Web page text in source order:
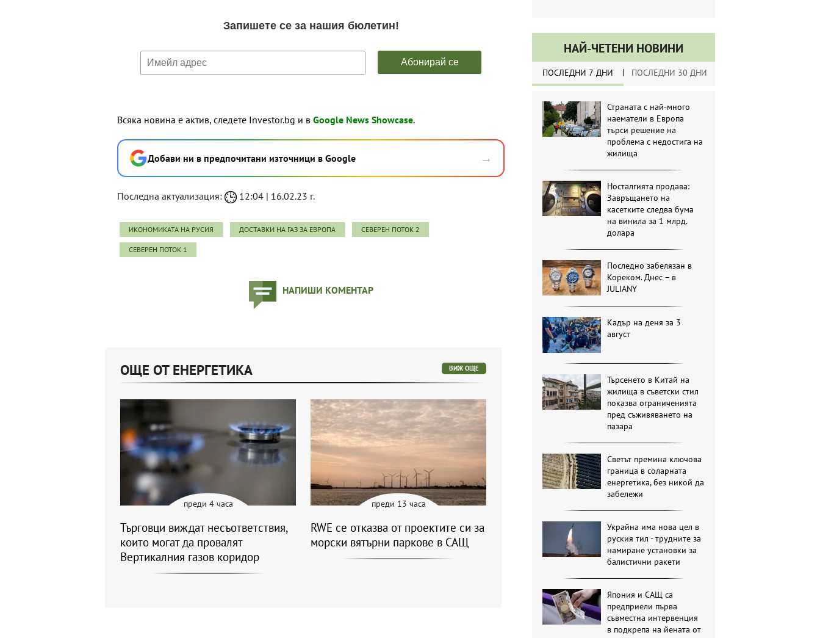
Всяка новина е актив, следете Investor.bg и в Google News Showcase.
Добави ни в предпочитани източници в Google →
Последна актуализация: 12:04 | 16.02.23 г.
ИКОНОМИКАТА НА РУСИЯ ДОСТАВКИ НА ГАЗ ЗА ЕВРОПА СЕВЕРЕН ПОТОК 2
СЕВЕРЕН ПОТОК 1
НАПИШИ КОМЕНТАР
НАЙ-ЧЕТЕНИ НОВИНИ
ПОСЛЕДНИ 7 ДНИ ПОСЛЕДНИ 30 ДНИ
Страната с най-много
наематели в Европа
търси решение на
проблема с недостига на
жилища
Носталгията продава:
Завръщането на
касетките следва бума
на винила за 1 млрд.
долара
Последно забелязан в
Кореком. Днес – в
JULIANY
Кадър на деня за 3
август
Търсенето в Китай на
жилища в съветски стил
показва ограниченията
пред съживяването на
пазара
Светът премина ключова
граница в соларната
енергетика, без никой да
забележи
Украйна има нова цел в
руския тил - трудните за
намиране установки за
балистични ракети
Япония и САЩ са
предприели първа
съвместна интервенция
в подкрепа на йената от
ОЩЕ ОТ ЕНЕРГЕТИКА ВИЖ ОЩЕ
преди 4 часа
Търговци виждат несъответствия,
които могат да провалят
Вертикалния газов коридор
преди 13 часа
RWE се отказва от проектите си за
морски вятърни паркове в САЩ